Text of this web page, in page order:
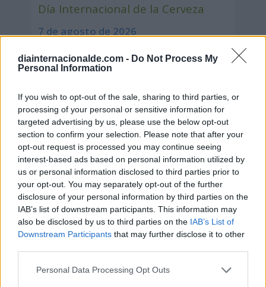
diainternacionalde.com - Do Not Process My
Personal Information
If you wish to opt-out of the sale, sharing to third parties, or
processing of your personal or sensitive information for
targeted advertising by us, please use the below opt-out
section to confirm your selection. Please note that after your
opt-out request is processed you may continue seeing
interest-based ads based on personal information utilized by
us or personal information disclosed to third parties prior to
your opt-out. You may separately opt-out of the further
disclosure of your personal information by third parties on the
IAB’s list of downstream participants. This information may
also be disclosed by us to third parties on the IAB’s List of
Downstream Participants that may further disclose it to other
Personal Data Processing Opt Outs
Día Internacional de la Cerveza
7 de agosto de 2026